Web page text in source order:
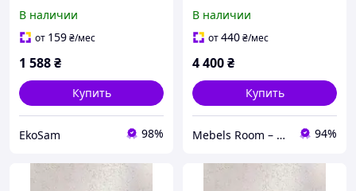
письменный стол в стиле
лофт, белый/черный
В наличии
от 159₴/мес
1 588₴
Купить
EkoSam 98%
В наличии
от440₴/мес
4 400₴
Купить
Mebels Room – ми за комфорт та зручність для вас 94%